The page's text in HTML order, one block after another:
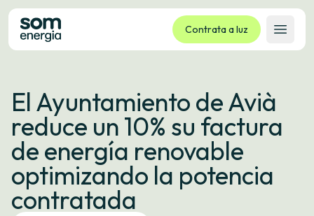
Contrata a luz
Abrir
Tarifas
Servizos
Empresas
La cooperativa
Contacto
Trámites
El Ayuntamiento de Avià
reduce un 10% su factura
de energía renovable
optimizando la potencia
contratada